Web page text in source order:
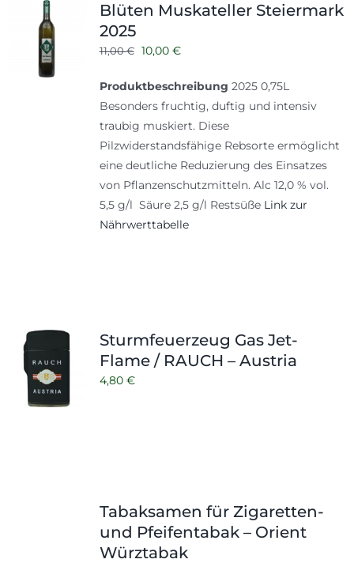
Blüten Muskateller Steiermark
2025
11,00€ Ursprünglicher
war:
11,00 €
10,00 €Aktueller
ist:
10,00 €.
Produktbeschreibung 2025 0,75L
Besonders fruchtig, duftig und intensiv
traubig muskiert. Diese
Pilzwiderstandsfähige Rebsorte ermöglicht
eine deutliche Reduzierung des Einsatzes
von Pflanzenschutzmitteln. Alc 12,0 % vol.
5,5 g/l Säure 2,5 g/l Restsüße Link zur
Nährwerttabelle
Sturmfeuerzeug Gas Jet-
Flame / RAUCH – Austria
4,80 €
Tabaksamen für Zigaretten-
und Pfeifentabak – Orient
Würztabak